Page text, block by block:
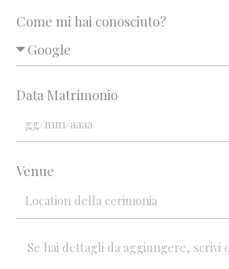
Come mi hai conosciuto?
Data Matrimonio
Venue